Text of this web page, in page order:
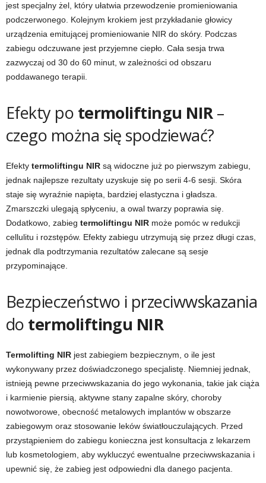
jest specjalny żel, który ułatwia przewodzenie promieniowania
podczerwonego. Kolejnym krokiem jest przykładanie głowicy
urządzenia emitującej promieniowanie NIR do skóry. Podczas
zabiegu odczuwane jest przyjemne ciepło. Cała sesja trwa
zazwyczaj od 30 do 60 minut, w zależności od obszaru
poddawanego terapii.
Efekty po termoliftingu NIR–
czego można się spodziewać?
Efekty termoliftingu NIR są widoczne już po pierwszym zabiegu,
jednak najlepsze rezultaty uzyskuje się po serii 4-6 sesji. Skóra
staje się wyraźnie napięta, bardziej elastyczna i gładsza.
Zmarszczki ulegają spłyceniu, a owal twarzy poprawia się.
Dodatkowo, zabieg termoliftingu NIR może pomóc w redukcji
cellulitu i rozstępów. Efekty zabiegu utrzymują się przez długi czas,
jednak dla podtrzymania rezultatów zalecane są sesje
przypominające.
Bezpieczeństwo i przeciwwskazania
do termoliftingu NIR
Termolifting NIR jest zabiegiem bezpiecznym, o ile jest
wykonywany przez doświadczonego specjalistę. Niemniej jednak,
istnieją pewne przeciwwskazania do jego wykonania, takie jak ciąża
i karmienie piersią, aktywne stany zapalne skóry, choroby
nowotworowe, obecność metalowych implantów w obszarze
zabiegowym oraz stosowanie leków światłouczulających. Przed
przystąpieniem do zabiegu konieczna jest konsultacja z lekarzem
lub kosmetologiem, aby wykluczyć ewentualne przeciwwskazania i
upewnić się, że zabieg jest odpowiedni dla danego pacjenta.